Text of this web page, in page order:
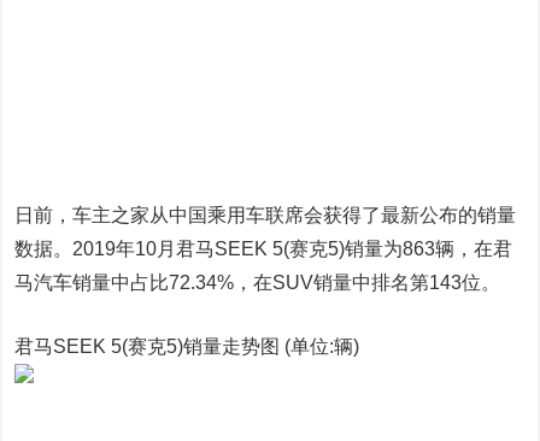
日前，车主之家从中国乘用车联席会获得了最新公布的销量
数据。2019年10月君马SEEK 5(赛克5)销量为863辆，在君
马汽车销量中占比72.34%，在SUV销量中排名第143位。
君马SEEK 5(赛克5)销量走势图 (单位:辆)